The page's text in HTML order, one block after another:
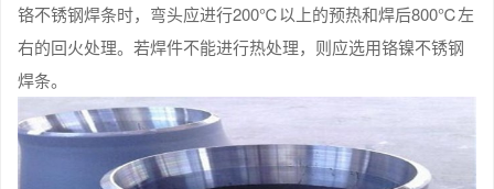
铬不锈钢焊条时，弯头应进行200℃以上的预热和焊后800℃左
右的回火处理。若焊件不能进行热处理，则应选用铬镍不锈钢
焊条。